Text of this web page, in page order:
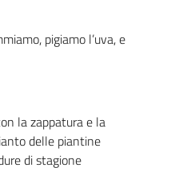
pigiamo l’uva, e
la zappatura e la
delle piantine
di stagione